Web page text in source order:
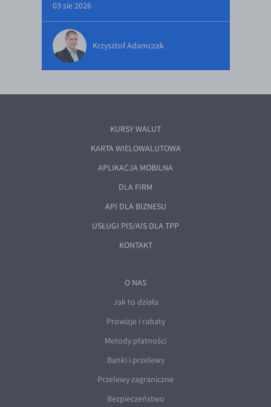
03 sie 2026
Krzysztof Adamczak
KURSY WALUT
KARTA WIELOWALUTOWA
APLIKACJA MOBILNA
DLA FIRM
API DLA BIZNESU
USŁUGI PIS/AIS DLA TPP
KONTAKT
O NAS
Jak to działa
Prowizje i rabaty
Metody płatności
Banki i przelewy
Przelewy zagraniczne
Bezpieczeństwo